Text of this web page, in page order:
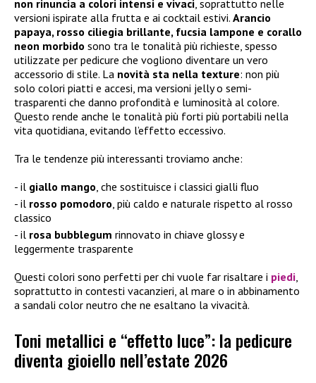
non rinuncia a colori intensi e vivaci, soprattutto nelle
versioni ispirate alla frutta e ai cocktail estivi. Arancio
papaya, rosso ciliegia brillante, fucsia lampone e corallo
neon morbido sono tra le tonalità più richieste, spesso
utilizzate per pedicure che vogliono diventare un vero
accessorio di stile. La novità sta nella texture: non più
solo colori piatti e accesi, ma versioni jelly o semi-
trasparenti che danno profondità e luminosità al colore.
Questo rende anche le tonalità più forti più portabili nella
vita quotidiana, evitando l’effetto eccessivo.
Tra le tendenze più interessanti troviamo anche:
il giallo mango, che sostituisce i classici gialli fluo
il rosso pomodoro, più caldo e naturale rispetto al rosso
classico
il rosa bubblegum rinnovato in chiave glossy e
leggermente trasparente
Questi colori sono perfetti per chi vuole far risaltare i piedi,
soprattutto in contesti vacanzieri, al mare o in abbinamento
a sandali color neutro che ne esaltano la vivacità.
Toni metallici e “effetto luce”: la pedicure
diventa gioiello nell’estate 2026